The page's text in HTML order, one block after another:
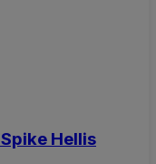
Spike Hellis